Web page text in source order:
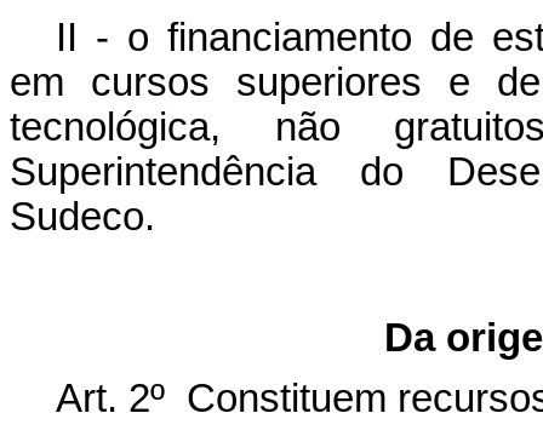
II - o financiamento de
em cursos superiores e
tecnológica, não
Superintendência do
Sudeco.
Da
Art. 2º Constituem